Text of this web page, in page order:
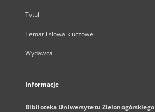
Tytuł
Temat i słowa kluczowe
Wydawca
Informacje
Biblioteka Uniwersytetu Zielonogórskiego